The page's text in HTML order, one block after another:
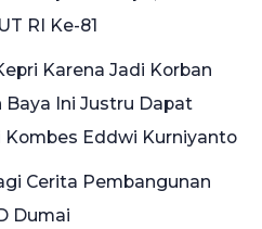
RI Ke-81
Karena Jadi Korban
Baya Ini Justru Dapat
Kombes Eddwi Kurniyanto
Cerita Pembangunan
Dumai